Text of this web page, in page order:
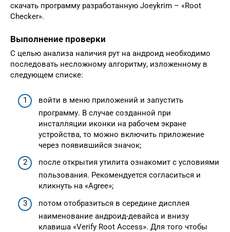
скачать программу разработанную Joeykrim – «Root
Checker».
Выполнение проверки
С целью анализа наличия рут на андроид необходимо
последовать несложному алгоритму, изложенному в
следующем списке:
войти в меню приложений и запустить
программу. В случае созданной при
инсталляции иконки на рабочем экране
устройства, то можно включить приложение
через появившийся значок;
после открытия утилита ознакомит с условиями
пользования. Рекомендуется согласиться и
кликнуть на «Agree»;
потом отобразиться в середине дисплея
наименование андроид-девайса и внизу
клавиша «Verify Root Access». Для того чтобы